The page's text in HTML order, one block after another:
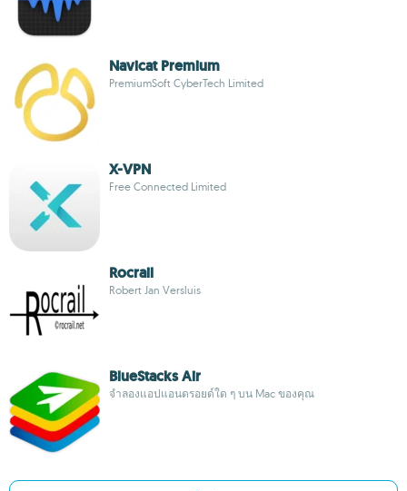
Navicat Premium
PremiumSoft CyberTech Limited
X-VPN
Free Connected Limited
Rocrail
Robert Jan Versluis
BlueStacks Air
จำลองแอปแอนดรอยด์ใด ๆ บน Mac ของคุณ